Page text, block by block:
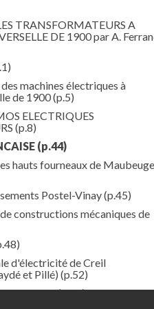
TRANSFORMATEURS A
DE 1900 par A.
machines électriques à
de 1900(p.5)
ELECTRIQUES
(p.8)
(p.44)
hauts fourneaux de Maubeuge
Postel-Vinay(p.45)
constructions mécaniques de
d'électricité de Creil
et Pillé) (p.52)
de Nancy(p.52)